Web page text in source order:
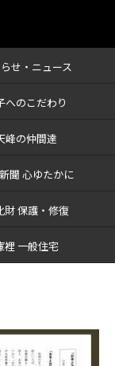
せ・ニュース
へのこだわり
峰の仲間達
聞 心ゆたかに
財 保護・修復
裡 一般住宅